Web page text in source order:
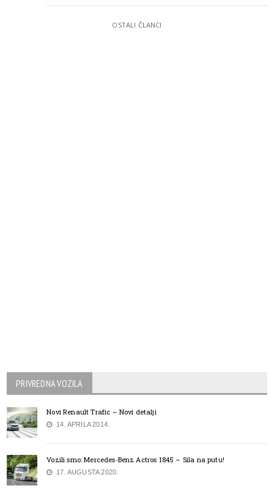
OSTALI ČLANCI
PRIVREDNA VOZILA
Novi Renault Trafic – Novi detalji
14. APRILA 2014.
Vozili smo: Mercedes-Benz Actros 1845 – Sila na putu!
17. AUGUSTA 2020.